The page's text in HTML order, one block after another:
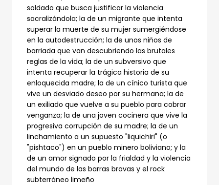
soldado que busca justificar la violencia
sacralizándola; la de un migrante que intenta
superar la muerte de su mujer sumergiéndose
en la autodestrucción; la de unos niños de
barriada que van descubriendo las brutales
reglas de la vida; la de un subversivo que
intenta recuperar la trágica historia de su
enloquecida madre; la de un cínico turista que
vive un desviado deseo por su hermana; la de
un exiliado que vuelve a su pueblo para cobrar
venganza; la de una joven cocinera que vive la
progresiva corrupción de su madre; la de un
linchamiento a un supuesto "liquichiri" (o
"pishtaco") en un pueblo minero boliviano; y la
de un amor signado por la frialdad y la violencia
del mundo de las barras bravas y el rock
subterráneo limeño